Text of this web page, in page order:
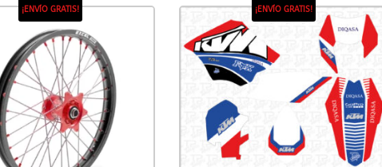
¡ENVÍO GRATIS! ¡ENVÍO GRATIS!